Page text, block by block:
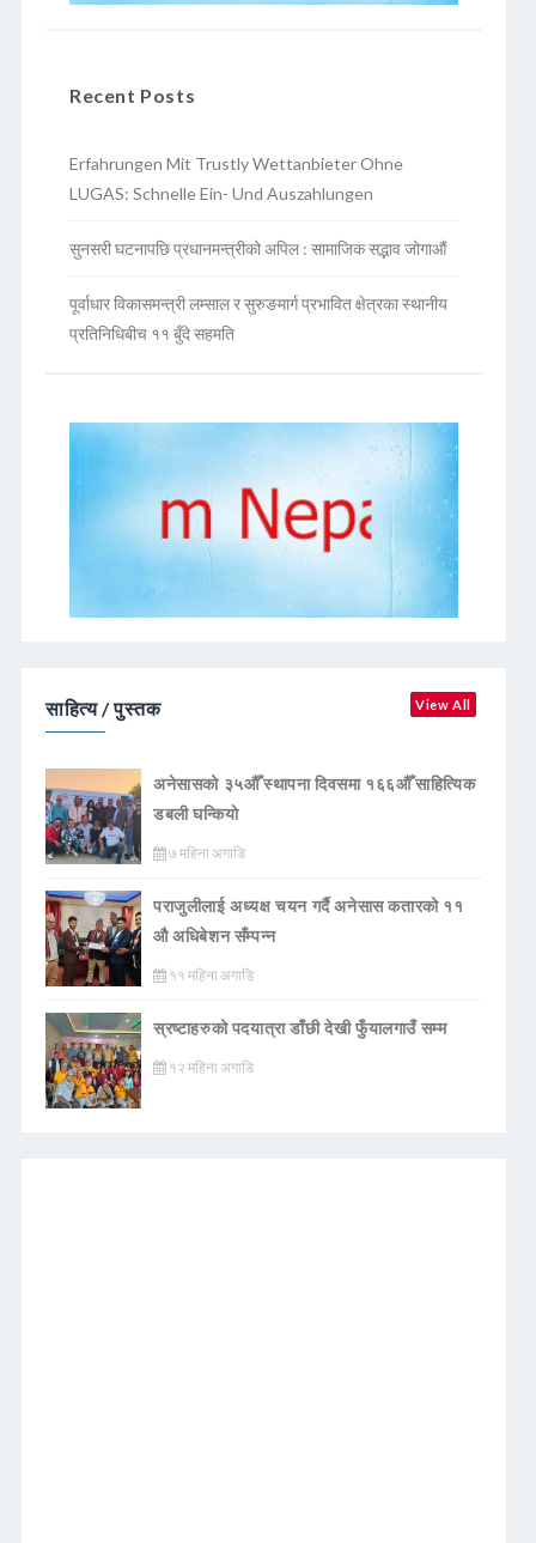
Recent Posts
Erfahrungen Mit Trustly Wettanbieter Ohne
LUGAS: Schnelle Ein- Und Auszahlungen
सुनसरी घटनापछि प्रधानमन्त्रीको अपिल : सामाजिक सद्भाव जोगाऔं
पूर्वाधार विकासमन्त्री लम्साल र सुरुङमार्ग प्रभावित क्षेत्रका स्थानीय
प्रतिनिधिबीच ११ बुँदे सहमति
साहित्य / पुस्तक View All
अनेसासको ३५औँ स्थापना दिवसमा १६६औँ साहित्यिक
डबली घन्कियाे
७ महिना अगाडि
पराजुलीलाई अध्यक्ष चयन गर्दै अनेसास कतारको ११
औ अधिबेशन सँम्पन्न
११ महिना अगाडि
स्रष्टाहरुको पदयात्रा डाँछी देखी फुँयालगाउँ सम्म
१२ महिना अगाडि